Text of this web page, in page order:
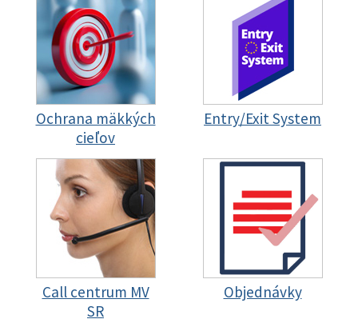
Ochrana mäkkých
cieľov
Entry/Exit System
Call centrum MV
SR
Objednávky